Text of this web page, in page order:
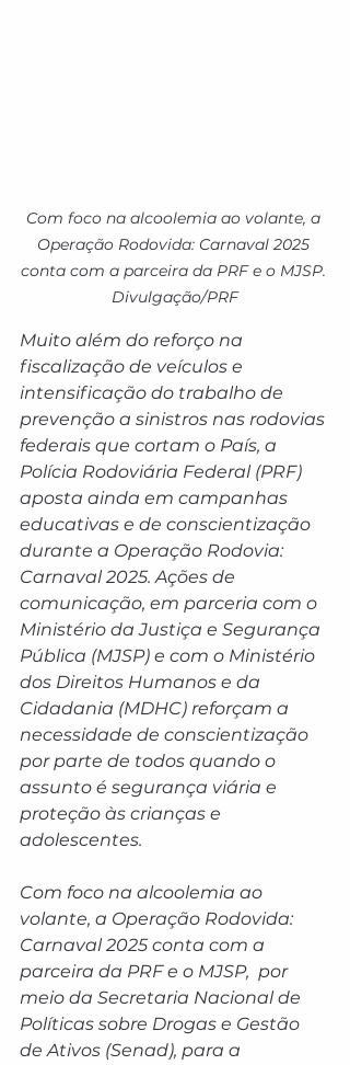
Com foco na alcoolemia ao volante, a
Operação Rodovida: Carnaval 2025
conta com a parceira da PRF e o MJSP.
Divulgação/PRF
Muito além do reforço na
fiscalização de veículos e
intensificação do trabalho de
prevenção a sinistros nas rodovias
federais que cortam o País, a
Polícia Rodoviária Federal (PRF)
aposta ainda em campanhas
educativas e de conscientização
durante a Operação Rodovia:
Carnaval 2025. Ações de
comunicação, em parceria com o
Ministério da Justiça e Segurança
Pública (MJSP) e com o Ministério
dos Direitos Humanos e da
Cidadania (MDHC) reforçam a
necessidade de conscientização
por parte de todos quando o
assunto é segurança viária e
proteção às crianças e
adolescentes.
Com foco na alcoolemia ao
volante, a Operação Rodovida:
Carnaval 2025 conta com a
parceira da PRF e o MJSP,  por
meio da Secretaria Nacional de
Políticas sobre Drogas e Gestão
de Ativos (Senad), para a